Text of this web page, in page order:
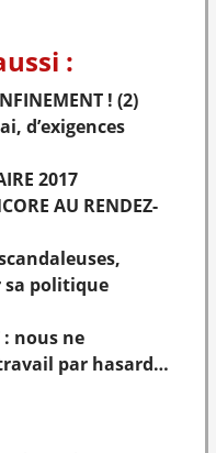
:
! (2)
d’exigences
2017
AU RENDEZ-
sa politique
: nous ne
par hasard…